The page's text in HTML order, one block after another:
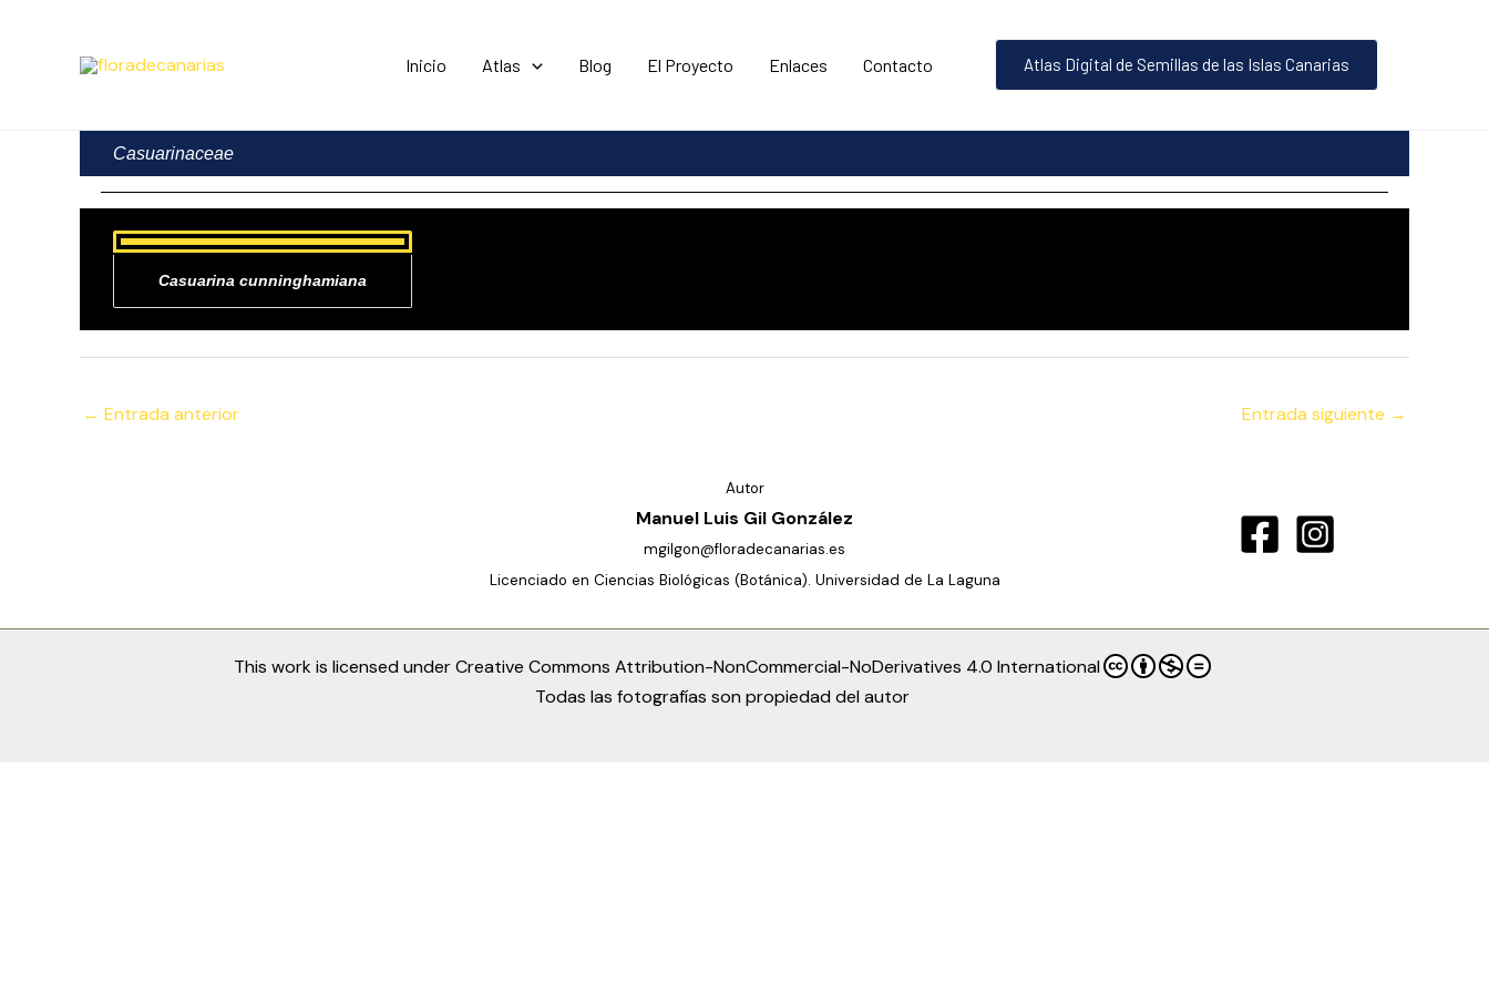
contenido
Inicio Atlas Blog El Proyecto Enlaces Contacto Atlas Digital de Semillas de las Islas Canarias
Casuarinaceae
Casuarina cunninghamiana
← Entrada anterior Entrada siguiente →
Autor
Manuel Luis Gil González
mgilgon@floradecanarias.es
Licenciado en Ciencias Biológicas (Botánica). Universidad de La Laguna
This work is licensed underCreative Commons Attribution-NonCommercial-NoDerivatives 4.0 International
Todas las fotografías son propiedad del autor